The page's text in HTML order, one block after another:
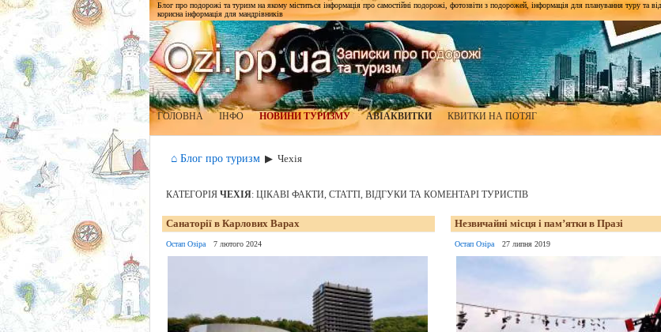
Блог про подорожі та туризм на якому міститься інформація про самостійні подорожі, фотозвіти з подорожей, інформація для планування туру та
корисна інформація для мандрівників
ГОЛОВНА ІНФО НОВИНИ ТУРИЗМУ АВІАКВИТКИ КВИТКИ НА ПОТЯГ
⌂ Блог про туризм ▶ Чехія
КАТЕГОРІЯ ЧЕХІЯ: ЦІКАВІ ФАКТИ, СТАТТІ, ВІДГУКИ ТА КОМЕНТАРІ ТУРИСТІВ
Санаторії в Карлових Варах
Остап Озіра 7 лютого 2024
Незвичайні місця і пам’ятки в Празі
Остап Озіра 27 липня 2019